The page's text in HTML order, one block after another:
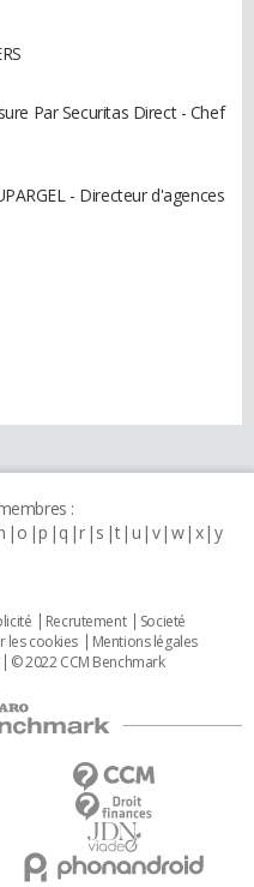
Par Securitas Direct - Chef
- Directeur d'agences
:
o p q r s t u v w x y
Recrutement
Societé
les cookies
Mentions légales
© 2022 CCM Benchmark